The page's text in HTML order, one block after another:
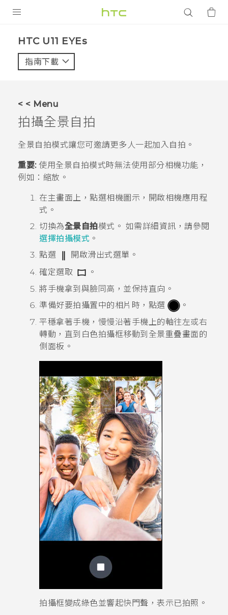
VIVE
應用程式
支援服務
HTC U11 EYEs‎
指南下載
< < Menu
拍攝全景自拍
全景自拍模式讓您可邀請更多人一起加入自拍。
重要:使用全景自拍模式時無法使用部分相機功能，
例如：縮放。
在主畫面上，點選相機圖示，開啟相機應用程
式。
切換為全景自拍模式。 如需詳細資訊，請參閱
選擇拍攝模式 。
點選
開啟滑出式選單。
確定選取
。
將手機拿到與臉同高，並保持直向。
準備好要拍攝置中的相片時，點選
。
平穩拿著手機，慢慢沿著手機上的軸往左或右
轉動，直到白色拍攝框移動到全景重疊畫面的
側面板。
拍攝框變成綠色並響起快門聲，表示已拍照。